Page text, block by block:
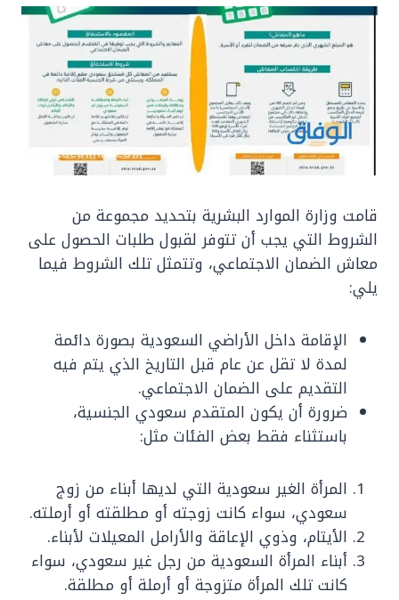
قامت وزارة الموارد البشرية بتحديد مجموعة من
الشروط التي يجب أن تتوفر لقبول طلبات الحصول على
معاش الضمان الاجتماعي، وتتمثل تلك الشروط فيما
يلي:
الإقامة داخل الأراضي السعودية بصورة دائمة
لمدة لا تقل عن عام قبل التاريخ الذي يتم فيه
التقديم على الضمان الاجتماعي.
ضرورة أن يكون المتقدم سعودي الجنسية،
باستثناء فقط بعض الفئات مثل:
المرأة الغير سعودية التي لديها أبناء من زوج
سعودي، سواء كانت زوجته أو مطلقته أو أرملته.
الأيتام، وذوي الإعاقة والأرامل المعيلات لأبناء.
أبناء المرأة السعودية من رجل غير سعودي، سواء
كانت تلك المرأة متزوجة أو أرملة أو مطلقة.